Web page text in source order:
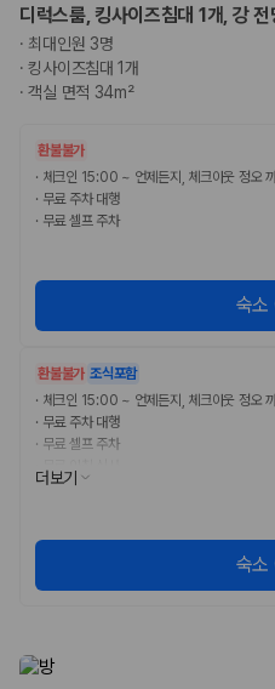
2. 보험 조건은 가격만큼 중요합니
완전자차와 슈퍼자차는 업체별 보장
수준을 선택할 수 있습니다.
3. 제주공항 접근성과 셔틀 조건
제주 렌트카는 차량 인수 위치와 셔
달라집니다. 공항에서 렌트카 사무
하는 것이 좋습니다.
제주도 렌트카 차종별
경차·소형차
혼자 또는 2인 여행에 적합하
가 가장 먼저 비교하는 차종입니
커플·친구 여행에서 많이 선택
가족 여행, 짐이 많은 여행, 장
량 연식을 함께 비교하는 것이
디럭스룸, 킹사이즈침대 1개, 강 전
· 최대인원 3명
·킹사이즈침대 1개
·객실 면적 34m²
환불불가
· 체크인 15:00 ~ 언제든지, 체크아웃 정오
· 무료 주차 대행
· 무료 셀프 주차
숙소
환불불가 조식포함
· 체크인 15:00 ~ 언제든지, 체크아웃 정오
· 무료 주차 대행
· 무료 셀프 주차
무료 아침 식사
더보기
숙소